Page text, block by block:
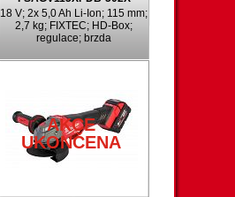
18 V; 2x 5,0 Ah Li-Ion; 115 mm;
2,7 kg; FIXTEC; HD-Box;
regulace; brzda
AKCE
UKONČENA